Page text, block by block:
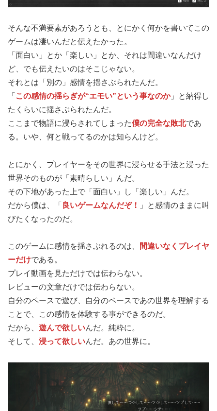
そんな不満要素があろうとも、とにかく何かを書いてこの
ゲームは凄いんだと伝えたかった。
「面白い」とか「楽しい」とか、それは間違いなんだけ
ど、でも伝えたいのはそこじゃない。
それとは「別の」感情を揺さぶられたんだ。
「 この感情の揺らぎが“エモい”という事なのか」と納得し
たくらいに揺さぶられたんだ。
ここまで物語に浸らされてしまった僕の完全な敗北であ
る。いや、何と戦ってるのかは知らんけど。
とにかく、プレイヤーをその世界に浸らせる手法と浸った
世界そのものが「素晴らしい」んだ。
その下地があった上で「面白い」し「楽しい」んだ。
だから僕は、「 良いゲームなんだぞ！
」と感情のままに叫
びたくなったのだ。
このゲームに感情を揺さぶれるのは、
間違いなくプレイヤ
ーだけである。
プレイ動画を見ただけでは伝わらない。
レビューの文章だけでは伝わらない。
自分のペースで遊び、自分のペースであの世界を理解する
ことで、この感情を体験する事ができるのだ。
だから、 遊んで欲しいんだ。純粋に。
そして、 浸って欲しいんだ。あの世界に。